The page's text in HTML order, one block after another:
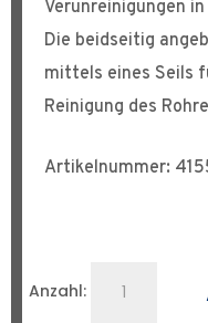
Verunreinigungen
Die beidseitig
mittels eines Seils
Reinigung des
Artikelnummer:
Anzahl: